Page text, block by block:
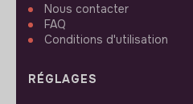
Nous contacter
FAQ
Conditions d'utilisation
RÉGLAGES